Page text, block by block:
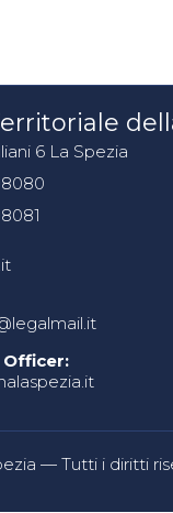
6 La Spezia
— Tutti i diritti